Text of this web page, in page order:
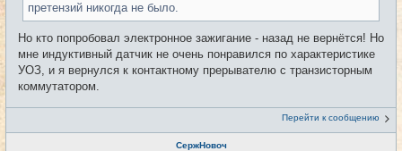
претензий никогда не было.
Но кто попробовал электронное зажигание - назад не вернётся! Но
мне индуктивный датчик не очень понравился по характеристике
УОЗ, и я вернулся к контактному прерывателю с транзисторным
коммутатором.
Перейти к сообщению
СержНовоч